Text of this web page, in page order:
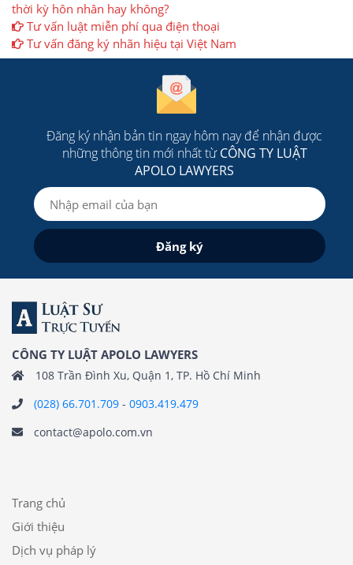
thời kỳ hôn nhân hay không?
Tư vấn luật miễn phí qua điện thoại
Tư vấn đăng ký nhãn hiệu tại Việt Nam
Đăng ký nhận bản tin ngay hôm nay để nhận được
những thông tin mới nhất từCÔNG TY LUẬT
APOLO LAWYERS
CÔNG TY LUẬT APOLO LAWYERS
108 Trần Đình Xu, Quận 1, TP. Hồ Chí Minh
(028) 66.701.709 - 0903.419.479
contact@apolo.com.vn
Trang chủ
Giới thiệu
Dịch vụ pháp lý